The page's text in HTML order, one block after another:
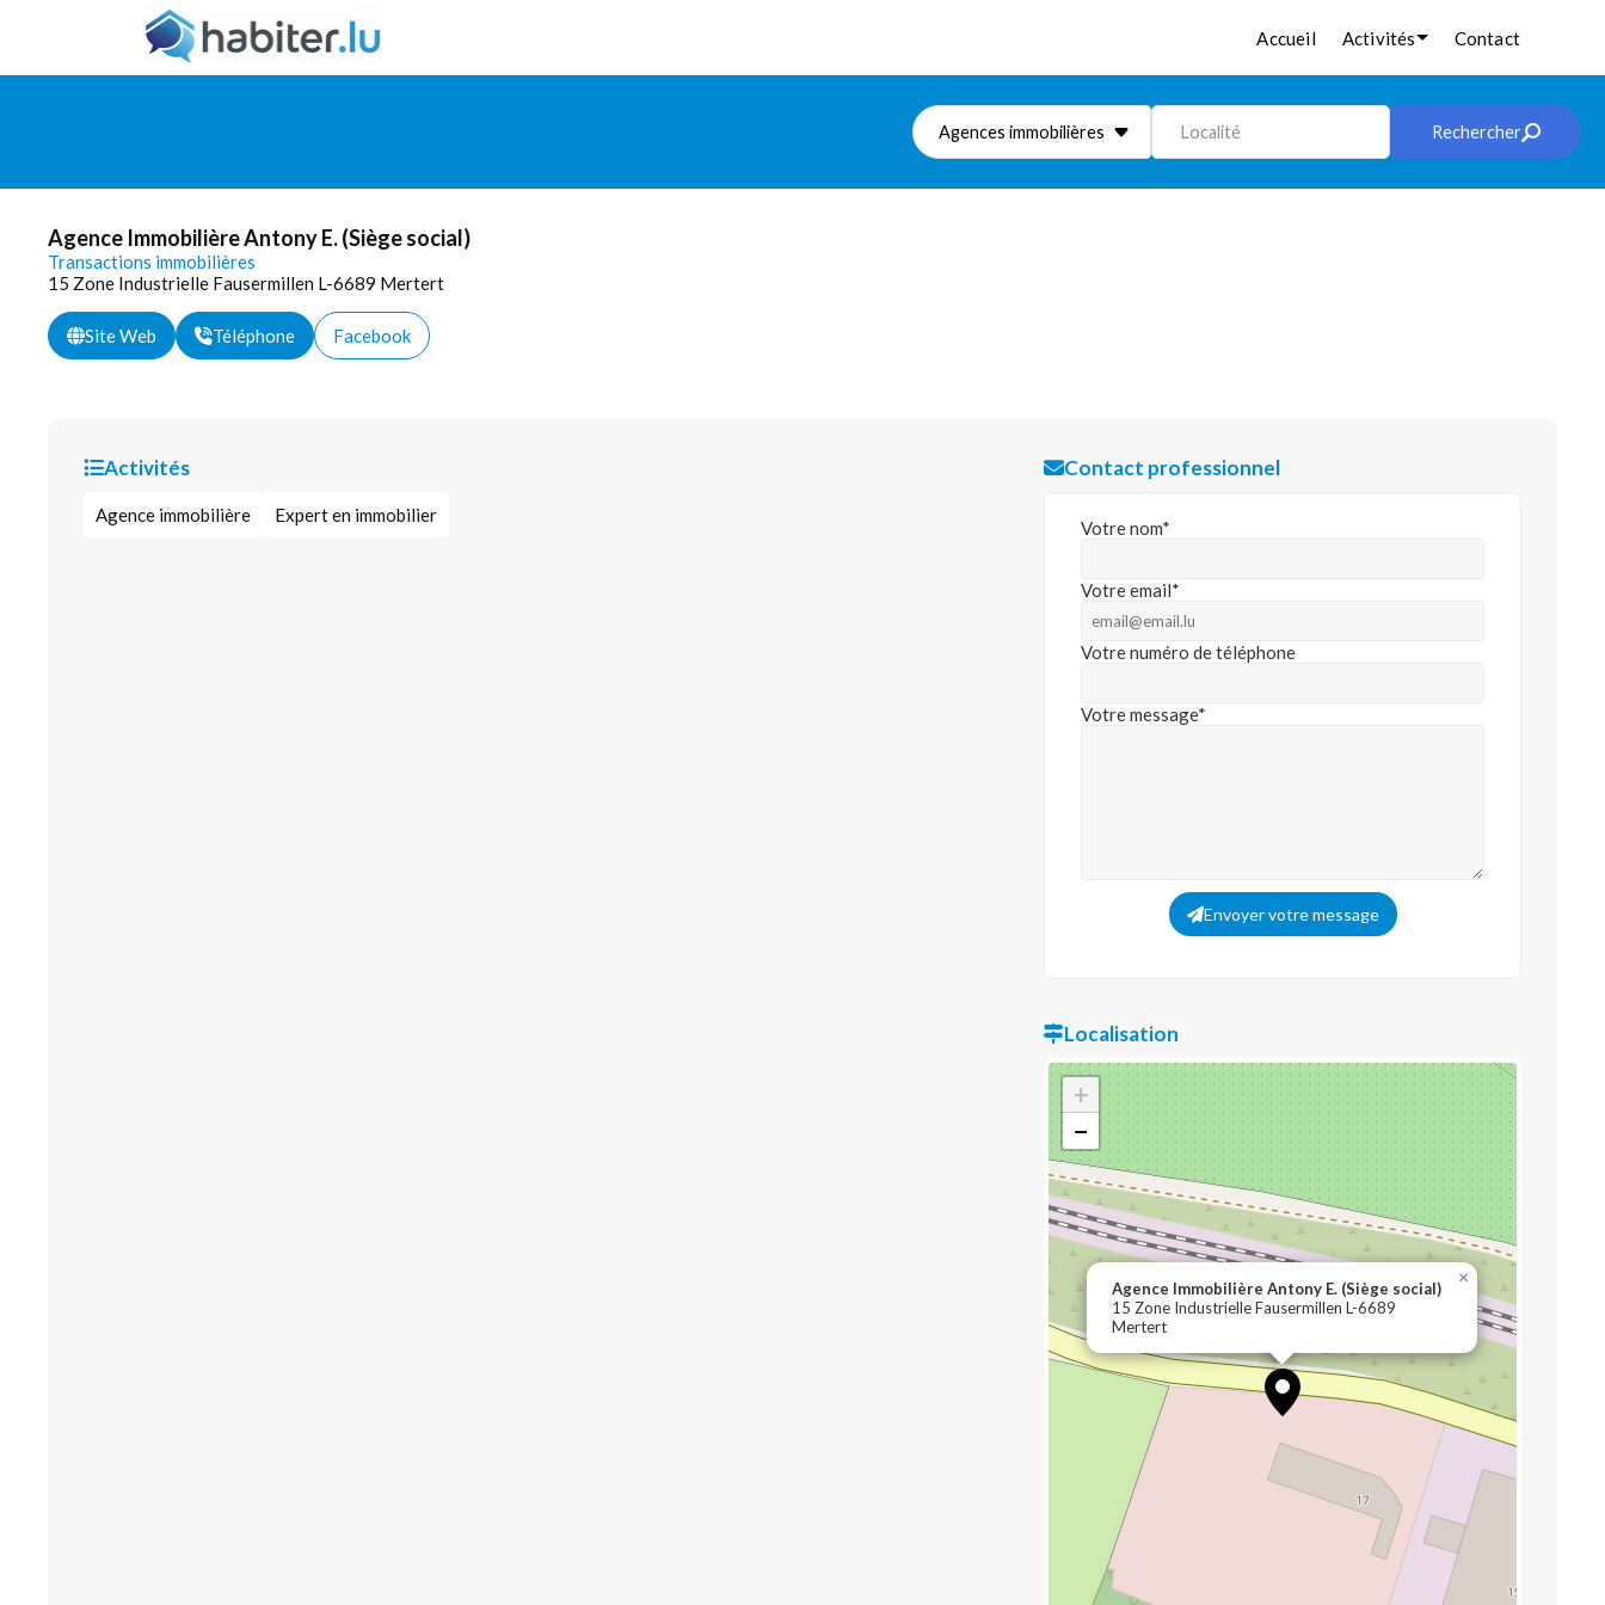
Accueil Activités Contact
Agences immobilières Localité Rechercher
Agence Immobilière Antony E. (Siège social)
Transactions immobilières
15 Zone Industrielle Fausermillen L-6689 Mertert
Site Web Téléphone Facebook
Activités
Agence immobilière Expert en immobilier
Contact professionnel
Votre nom*
Votre email*
Votre numéro de téléphone
Votre message*
Envoyer votre message
Localisation
Agence Immobilière Antony E. (Siège social)
15 Zone Industrielle Fausermillen L-6689
Mertert
×
+
−